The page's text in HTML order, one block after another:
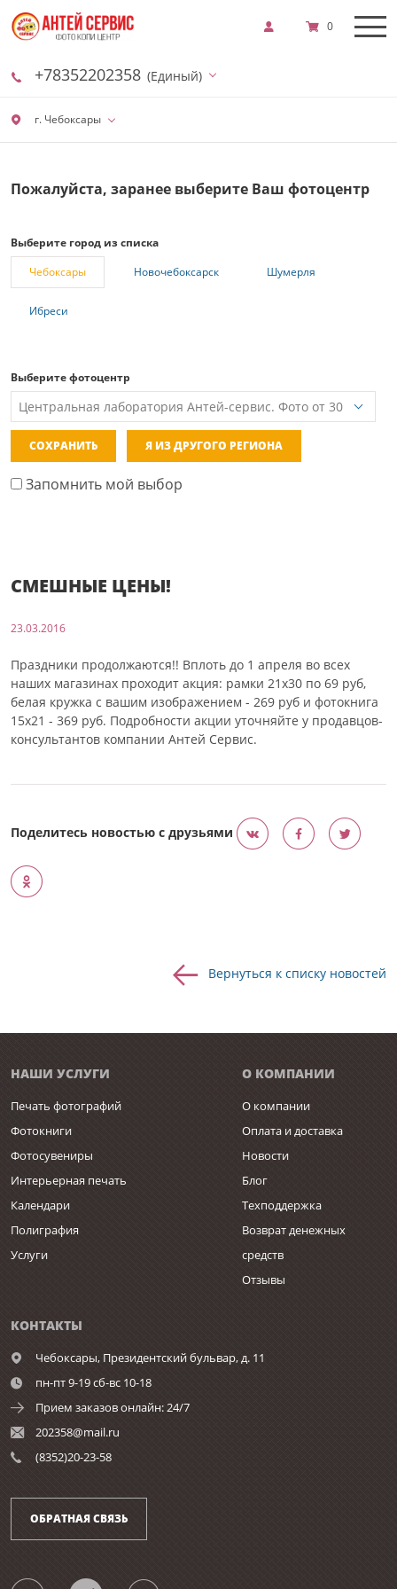
г. Чебоксары
+78352202358 (Единый)
0
Пожалуйста, заранее выберите Ваш фотоцентр
Выберите город из списка
Чебоксары
Новочебоксарск Шумерля
Ибреси
Выберите фотоцентр
СОХРАНИТЬ Я ИЗ ДРУГОГО РЕГИОНА
Запомнить мой выбор
СМЕШНЫЕ ЦЕНЫ!
23.03.2016
Праздники продолжаются!! Вплоть до 1 апреля во всех
наших магазинах проходит акция: рамки 21х30 по 69 руб,
белая кружка с вашим изображением - 269 руб и фотокнига
15х21 - 369 руб. Подробности акции уточняйте у продавцов-
консультантов компании Антей Сервис.
Поделитесь новостью с друзьями
Вернуться к списку новостей
НАШИ УСЛУГИ
Печать фотографий
Фотокниги
Фотосувениры
Интерьерная печать
Календари
Полиграфия
Услуги
О КОМПАНИИ
О компании
Оплата и доставка
Новости
Блог
Техподдержка
Возврат денежных
средств
Отзывы
КОНТАКТЫ
Чебоксары, Президентский бульвар, д. 11
пн-пт 9-19 сб-вс 10-18
Прием заказов онлайн: 24/7
202358@mail.ru
(8352)20-23-58
ОБРАТНАЯ СВЯЗЬ